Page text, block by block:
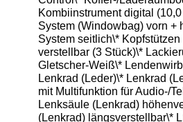
Kombiinstrument digital
System (Windowbag) vorn +
System seitlich\*
verstellbar (3 Stück)\*
Gletscher-Weiß\*
Lenkrad (Leder)\* Lenkrad
mit Multifunktion für Audio-/
Lenksäule (Lenkrad)
(Lenkrad) längsverstellbar\*